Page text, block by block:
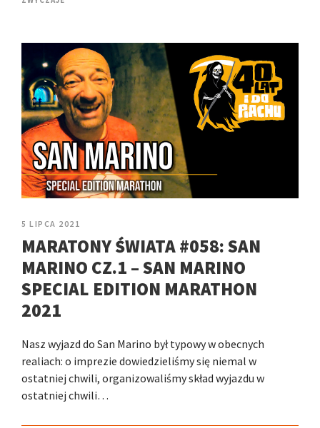
5 LIPCA 2021
MARATONY ŚWIATA #058: SAN
MARINO CZ.1 – SAN MARINO
SPECIAL EDITION MARATHON
2021
Nasz wyjazd do San Marino był typowy w obecnych
realiach: o imprezie dowiedzieliśmy się niemal w
ostatniej chwili, organizowaliśmy skład wyjazdu w
ostatniej chwili…